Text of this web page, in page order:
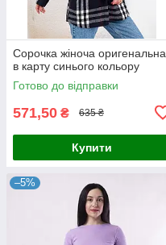
Сорочка жіноча оригенальна
в карту синього кольору
Готово до відправки
571,50 ₴ 635 ₴
Купити
–5%